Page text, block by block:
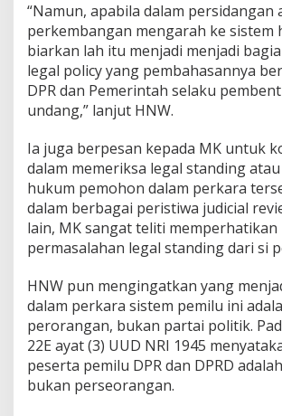
“Namun, apabila dalam persidangan
perkembangan mengarah ke sistem
biarkan lah itu menjadi menjadi
legal policy yang pembahasannya
DPR dan Pemerintah selaku
undang,” lanjut HNW.
Ia juga berpesan kepada MK untuk
dalam memeriksa legal standing
hukum pemohon dalam perkara
dalam berbagai peristiwa judicial
lain, MK sangat teliti memperhatikan
permasalahan legal standing dari si
HNW pun mengingatkan yang
dalam perkara sistem pemilu ini
perorangan, bukan partai politik.
22E ayat (3) UUD NRI 1945
peserta pemilu DPR dan DPRD
bukan perseorangan.